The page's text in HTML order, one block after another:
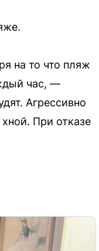
на то что пляж
час, —
Агрессивно
При отказе